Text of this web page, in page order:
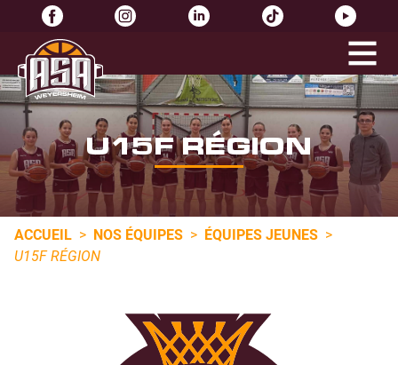
U15F RÉGION
ACCUEIL > NOS ÉQUIPES > ÉQUIPES JEUNES >
U15F RÉGION